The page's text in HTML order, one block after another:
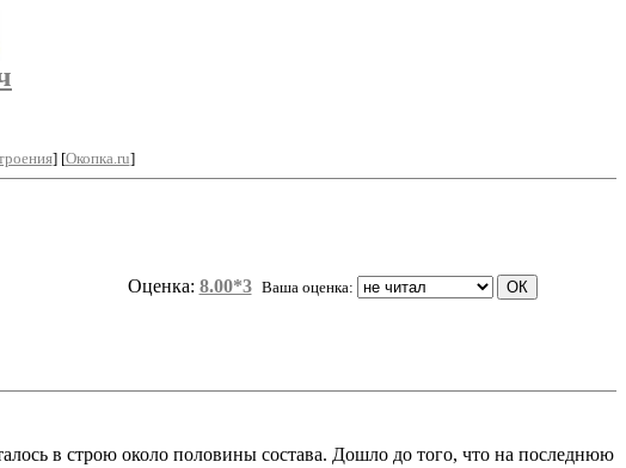
] [Окопка.ru]
Оценка: 8.00*3 Ваша оценка:
в строю около половины состава. Дошло до того, что на последнюю